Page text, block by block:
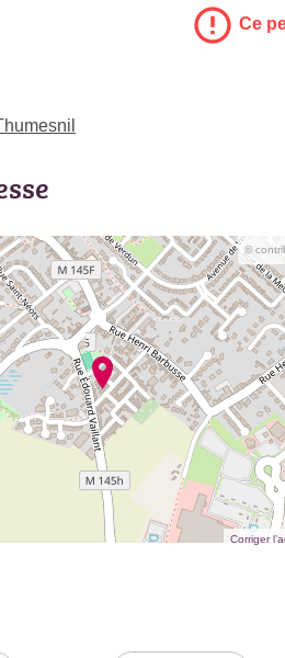
Ce
©
Corriger